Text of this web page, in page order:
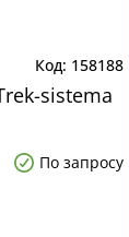
158188
sistema
По запросу